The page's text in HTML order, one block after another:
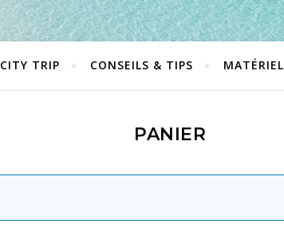
CITY TRIP CONSEILS & TIPS MATÉRIEL
PANIER